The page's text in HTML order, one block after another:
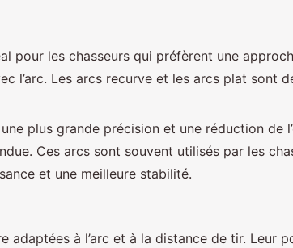
pour les chasseurs qui préfèrent une
l’arc. Les arcs recurve et les arcs plat sont
plus grande précision et une réduction de
Ces arcs sont souvent utilisés par les
et une meilleure stabilité.
adaptées à l’arc et à la distance de tir. Leur